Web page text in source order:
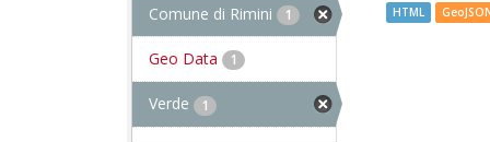
Comune di Rimini 1
Geo Data 1
Verde 1
HTML